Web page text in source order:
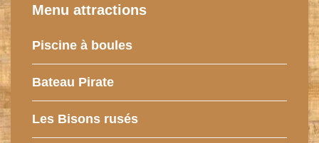
Menu attractions
Piscine à boules
Bateau Pirate
Les Bisons rusés